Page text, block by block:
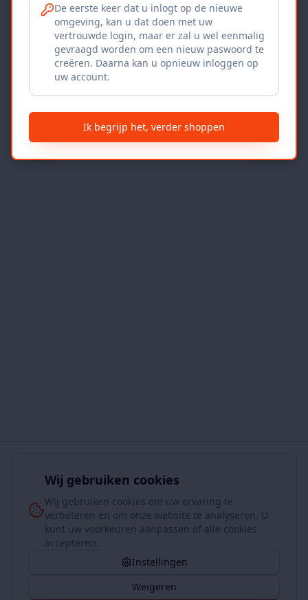
Wij gebruiken cookies
Wij gebruiken cookies om uw ervaring te
verbeteren en om onze website te analyseren. U
kunt uw voorkeuren aanpassen of alle cookies
accepteren.
Instellingen
Weigeren
De eerste keer dat u inlogt op de nieuwe
omgeving, kan u dat doen met uw
vertrouwde login, maar er zal u wel eenmalig
gevraagd worden om een nieuw paswoord te
creëren. Daarna kan u opnieuw inloggen op
uw account.
Ik begrijp het, verder shoppen